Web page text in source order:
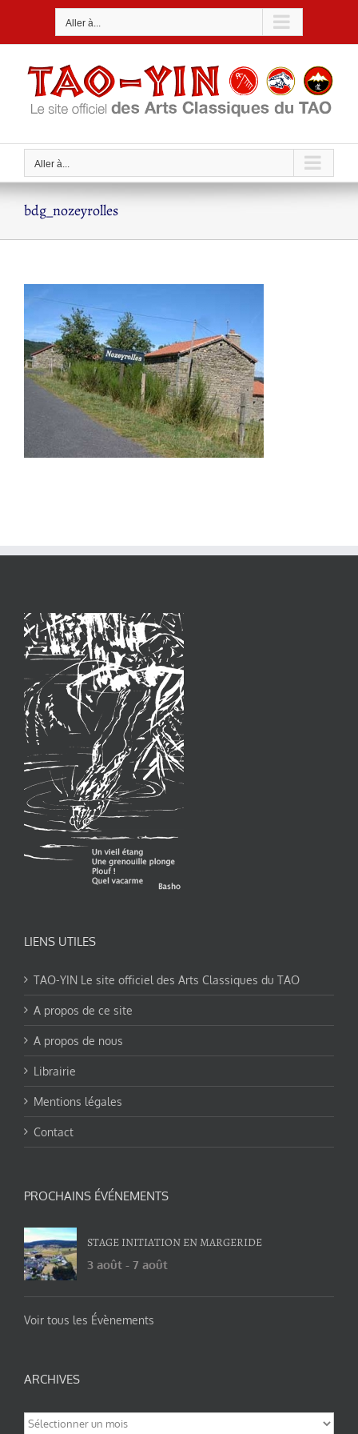
Aller à...
Aller à...
bdg_nozeyrolles
LIENS UTILES
TAO-YIN Le site officiel des Arts Classiques du TAO
A propos de ce site
A propos de nous
Librairie
Mentions légales
Contact
PROCHAINS ÉVÉNEMENTS
STAGE INITIATION EN MARGERIDE
3 août - 7 août
Voir tous les Évènements
ARCHIVES
Archives